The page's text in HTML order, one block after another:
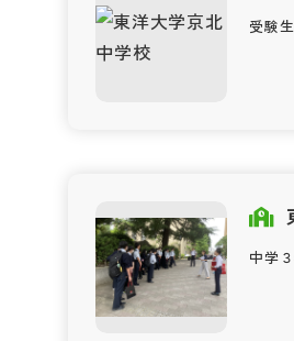
受験
中学